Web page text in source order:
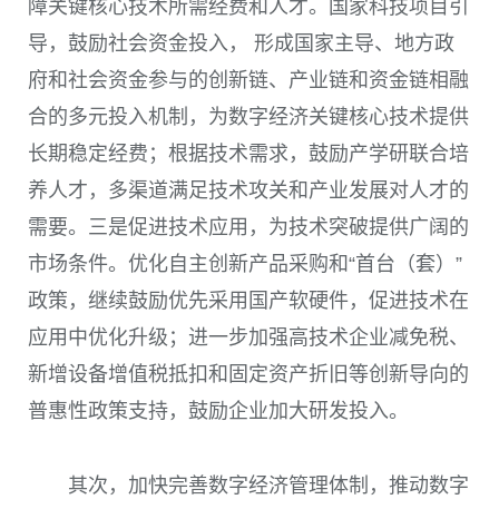
障关键核心技术所需经费和人才。国家科技项目引
导，鼓励社会资金投入， 形成国家主导、地方政
府和社会资金参与的创新链、产业链和资金链相融
合的多元投入机制，为数字经济关键核心技术提供
长期稳定经费；根据技术需求，鼓励产学研联合培
养人才，多渠道满足技术攻关和产业发展对人才的
需要。三是促进技术应用，为技术突破提供广阔的
市场条件。优化自主创新产品采购和“首台（套）”
政策，继续鼓励优先采用国产软硬件，促进技术在
应用中优化升级；进一步加强高技术企业减免税、
新增设备增值税抵扣和固定资产折旧等创新导向的
普惠性政策支持，鼓励企业加大研发投入。
其次，加快完善数字经济管理体制，推动数字